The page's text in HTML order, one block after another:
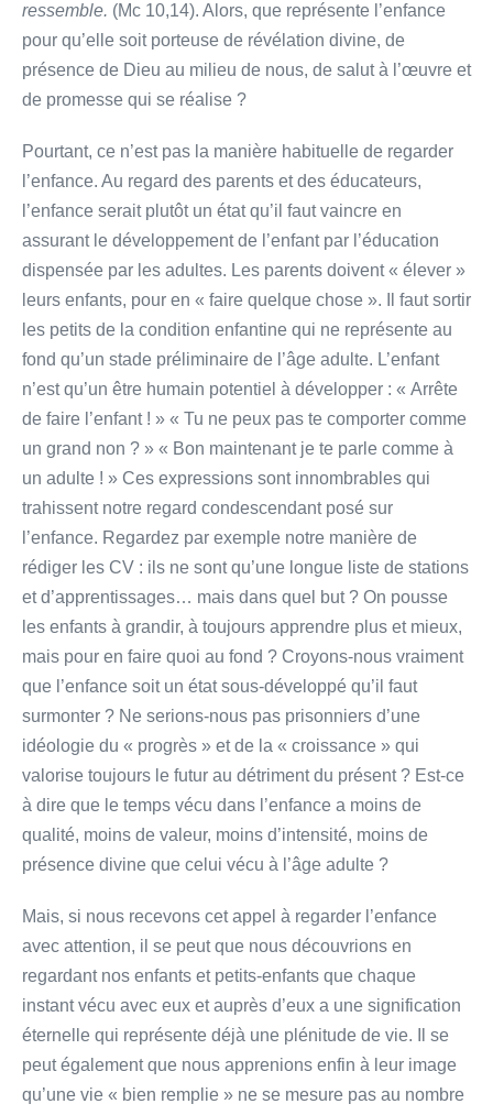
ressemble. (Mc 10,14). Alors, que représente l’enfance
pour qu’elle soit porteuse de révélation divine, de
présence de Dieu au milieu de nous, de salut à l’œuvre et
de promesse qui se réalise ?
Pourtant, ce n’est pas la manière habituelle de regarder
l’enfance. Au regard des parents et des éducateurs,
l’enfance serait plutôt un état qu’il faut vaincre en
assurant le développement de l’enfant par l’éducation
dispensée par les adultes. Les parents doivent « élever »
leurs enfants, pour en « faire quelque chose ». Il faut sortir
les petits de la condition enfantine qui ne représente au
fond qu’un stade préliminaire de l’âge adulte. L’enfant
n’est qu’un être humain potentiel à développer : « Arrête
de faire l’enfant ! » « Tu ne peux pas te comporter comme
un grand non ? » « Bon maintenant je te parle comme à
un adulte ! » Ces expressions sont innombrables qui
trahissent notre regard condescendant posé sur
l’enfance. Regardez par exemple notre manière de
rédiger les CV : ils ne sont qu’une longue liste de stations
et d’apprentissages… mais dans quel but ? On pousse
les enfants à grandir, à toujours apprendre plus et mieux,
mais pour en faire quoi au fond ? Croyons-nous vraiment
que l’enfance soit un état sous-développé qu’il faut
surmonter ? Ne serions-nous pas prisonniers d’une
idéologie du « progrès » et de la « croissance » qui
valorise toujours le futur au détriment du présent ? Est-ce
à dire que le temps vécu dans l’enfance a moins de
qualité, moins de valeur, moins d’intensité, moins de
présence divine que celui vécu à l’âge adulte ?
Mais, si nous recevons cet appel à regarder l’enfance
avec attention, il se peut que nous découvrions en
regardant nos enfants et petits-enfants que chaque
instant vécu avec eux et auprès d’eux a une signification
éternelle qui représente déjà une plénitude de vie. Il se
peut également que nous apprenions enfin à leur image
qu’une vie « bien remplie » ne se mesure pas au nombre